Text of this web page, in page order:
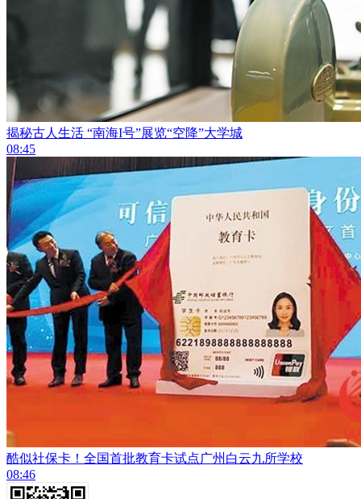
揭秘古人生活 “南海I号”展览“空降”大学城
08:45
酷似社保卡！全国首批教育卡试点广州白云九所学校
08:46